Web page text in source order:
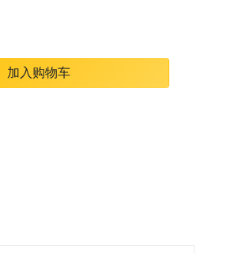
加入购物车